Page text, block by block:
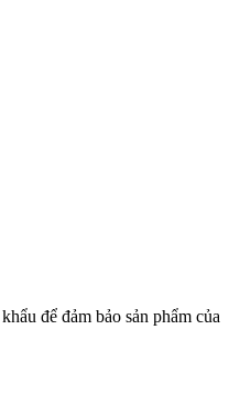
để đảm bảo sản phẩm của